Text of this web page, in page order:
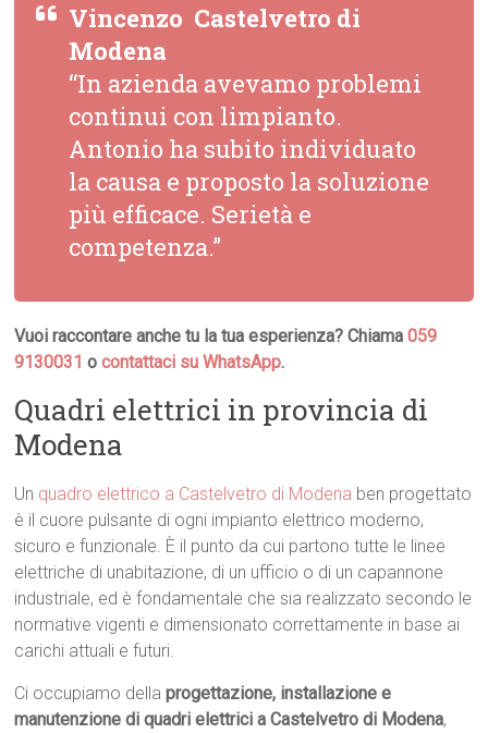
Vincenzo  Castelvetro di
Modena
“In azienda avevamo problemi
continui con limpianto.
Antonio ha subito individuato
la causa e proposto la soluzione
più efficace. Serietà e
competenza.”
Vuoi raccontare anche tu la tua esperienza? Chiama059
9130031 ocontattaci su WhatsApp.
Quadri elettrici in provincia di
Modena
Un quadro elettrico a Castelvetro di Modena ben progettato
è il cuore pulsante di ogni impianto elettrico moderno,
sicuro e funzionale. È il punto da cui partono tutte le linee
elettriche di unabitazione, di un ufficio o di un capannone
industriale, ed è fondamentale che sia realizzato secondo le
normative vigenti e dimensionato correttamente in base ai
carichi attuali e futuri.
Ci occupiamo dellaprogettazione, installazione e
manutenzione di quadri elettrici a Castelvetro di Modena,